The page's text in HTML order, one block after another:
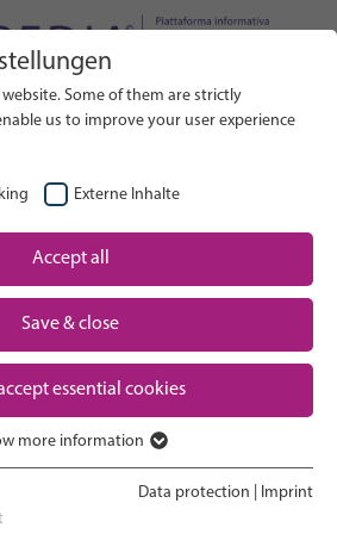
RICERCA
lingua
Panoramica
intensiva neonatale
web
Pagina iniziale
Partner
Contact
Some of them are strictly
us to improve your user experience
Externe Inhalte
Accept all
Save & close
essential cookies
für grundlegende Funktionen der
ist gewährleistet, dass die Webseite
more information
Data protection Imprint